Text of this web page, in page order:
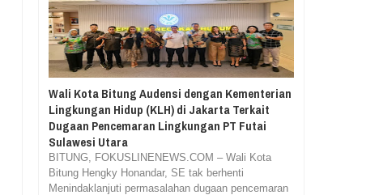
Wali Kota Bitung Audensi dengan Kementerian
Lingkungan Hidup (KLH) di Jakarta Terkait
Dugaan Pencemaran Lingkungan PT Futai
Sulawesi Utara
BITUNG, FOKUSLINENEWS.COM – Wali Kota
Bitung Hengky Honandar, SE tak berhenti
Menindaklanjuti permasalahan dugaan pencemaran